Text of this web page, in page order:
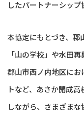
したパートナーシップ
本協定にもとづき、郡
「山の学校」や水田
郡山市西ノ内地区に
トなど、あさか開成
しながら、さまざまな